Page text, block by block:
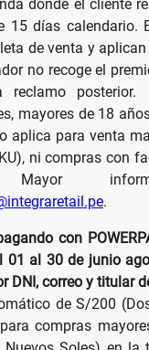
donde el cliente
15 días calendario.
de venta y
no recoge el
reclamo posterior.
mayores de 18
aplica para venta
ni compras con
Mayor
.
con
01 al 30 de junio
DNI, correo y titular
de S/200
compras